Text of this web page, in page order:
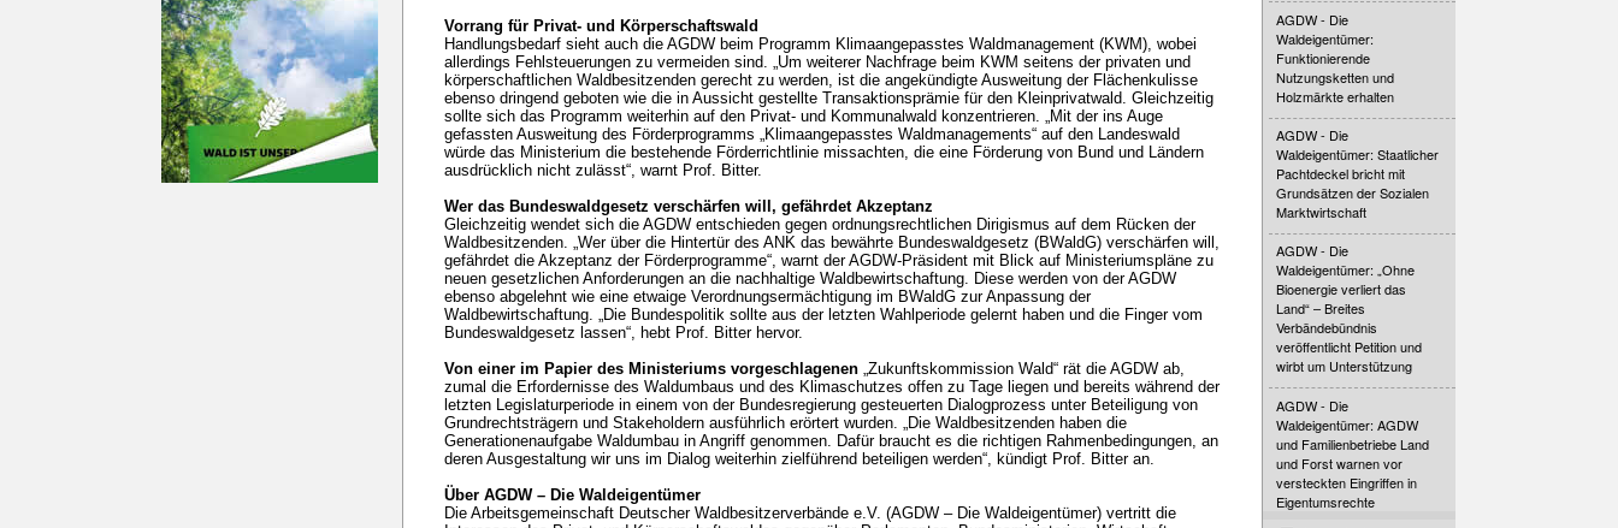
Vorrang für Privat- und Körperschaftswald
Handlungsbedarf sieht auch die AGDW beim Programm Klimaangepasstes Waldmanagement (KWM), wobei
allerdings Fehlsteuerungen zu vermeiden sind. „Um weiterer Nachfrage beim KWM seitens der privaten und
körperschaftlichen Waldbesitzenden gerecht zu werden, ist die angekündigte Ausweitung der Flächenkulisse
ebenso dringend geboten wie die in Aussicht gestellte Transaktionsprämie für den Kleinprivatwald. Gleichzeitig
sollte sich das Programm weiterhin auf den Privat- und Kommunalwald konzentrieren. „Mit der ins Auge
gefassten Ausweitung des Förderprogramms „Klimaangepasstes Waldmanagements“ auf den Landeswald
würde das Ministerium die bestehende Förderrichtlinie missachten, die eine Förderung von Bund und Ländern
ausdrücklich nicht zulässt“, warnt Prof. Bitter.
Wer das Bundeswaldgesetz verschärfen will, gefährdet Akzeptanz
Gleichzeitig wendet sich die AGDW entschieden gegen ordnungsrechtlichen Dirigismus auf dem Rücken der
Waldbesitzenden. „Wer über die Hintertür des ANK das bewährte Bundeswaldgesetz (BWaldG) verschärfen will,
gefährdet die Akzeptanz der Förderprogramme“, warnt der AGDW-Präsident mit Blick auf Ministeriumspläne zu
neuen gesetzlichen Anforderungen an die nachhaltige Waldbewirtschaftung. Diese werden von der AGDW
ebenso abgelehnt wie eine etwaige Verordnungsermächtigung im BWaldG zur Anpassung der
Waldbewirtschaftung. „Die Bundespolitik sollte aus der letzten Wahlperiode gelernt haben und die Finger vom
Bundeswaldgesetz lassen“, hebt Prof. Bitter hervor.
Von einer im Papier des Ministeriums vorgeschlagenen„Zukunftskommission Wald“ rät die AGDW ab,
zumal die Erfordernisse des Waldumbaus und des Klimaschutzes offen zu Tage liegen und bereits während der
letzten Legislaturperiode in einem von der Bundesregierung gesteuerten Dialogprozess unter Beteiligung von
Grundrechtsträgern und Stakeholdern ausführlich erörtert wurden. „Die Waldbesitzenden haben die
Generationenaufgabe Waldumbau in Angriff genommen. Dafür braucht es die richtigen Rahmenbedingungen, an
deren Ausgestaltung wir uns im Dialog weiterhin zielführend beteiligen werden“, kündigt Prof. Bitter an.
Über AGDW – Die Waldeigentümer
Die Arbeitsgemeinschaft Deutscher Waldbesitzerverbände e.V. (AGDW – Die Waldeigentümer) vertritt die
AGDW - Die
Waldeigentümer:
Funktionierende
Nutzungsketten und
Holzmärkte erhalten
AGDW - Die
Waldeigentümer: Staatlicher
Pachtdeckel bricht mit
Grundsätzen der Sozialen
Marktwirtschaft
AGDW - Die
Waldeigentümer: „Ohne
Bioenergie verliert das
Land“ – Breites
Verbändebündnis
veröffentlicht Petition und
wirbt um Unterstützung
AGDW - Die
Waldeigentümer: AGDW
und Familienbetriebe Land
und Forst warnen vor
versteckten Eingriffen in
Eigentumsrechte